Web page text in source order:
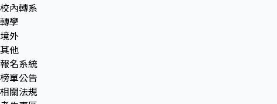
校內轉系
轉學
境外
其他
報名系統
榜單公告
相關法規